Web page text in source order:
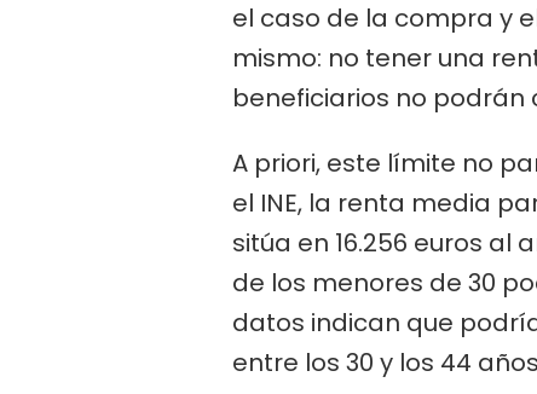
el caso de la compra y
mismo: no tener una
beneficiarios no podrán
A priori, este límite no
el INE, la renta media
sitúa en 16.256 euros al
de los menores de 30
datos indican que
entre los 30 y los 44